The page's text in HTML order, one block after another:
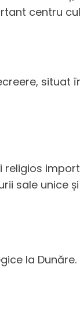
centru
situat
sale unice
la